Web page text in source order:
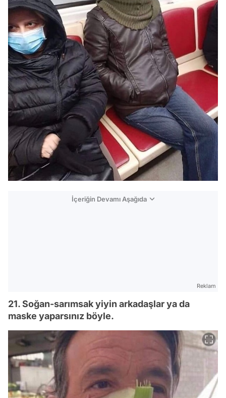
İçeriğin Devamı Aşağıda
Reklam
21. Soğan-sarımsak yiyin arkadaşlar ya da
maske yaparsınız böyle.